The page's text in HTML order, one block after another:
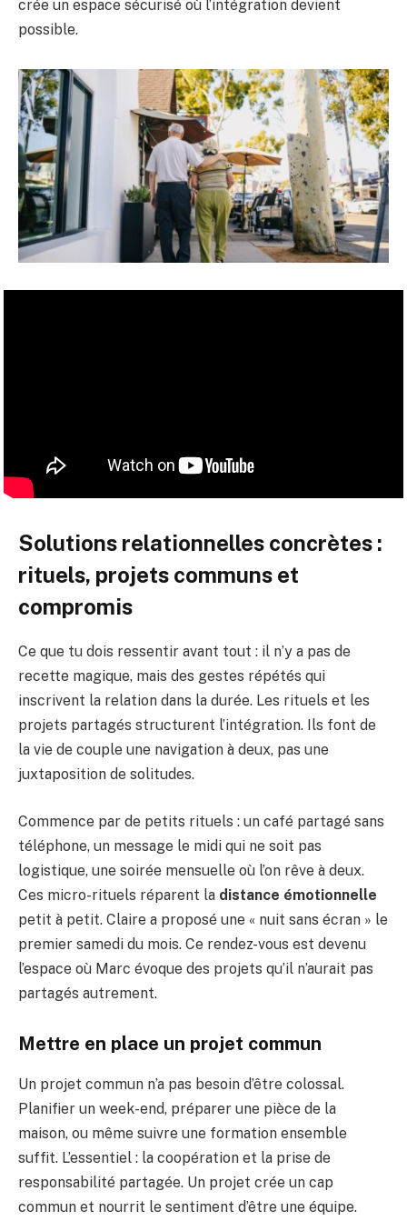
crée un espace sécurisé où l’intégration devient
possible.
Solutions relationnelles concrètes :
rituels, projets communs et
compromis
Ce que tu dois ressentir avant tout : il n’y a pas de
recette magique, mais des gestes répétés qui
inscrivent la relation dans la durée. Les rituels et les
projets partagés structurent l’intégration. Ils font de
la vie de couple une navigation à deux, pas une
juxtaposition de solitudes.
Commence par de petits rituels : un café partagé sans
téléphone, un message le midi qui ne soit pas
logistique, une soirée mensuelle où l’on rêve à deux.
Ces micro-rituels réparent la distance émotionnelle
petit à petit. Claire a proposé une « nuit sans écran » le
premier samedi du mois. Ce rendez-vous est devenu
l’espace où Marc évoque des projets qu’il n’aurait pas
partagés autrement.
Mettre en place un projet commun
Un projet commun n’a pas besoin d’être colossal.
Planifier un week-end, préparer une pièce de la
maison, ou même suivre une formation ensemble
suffit. L’essentiel : la coopération et la prise de
responsabilité partagée. Un projet crée un cap
commun et nourrit le sentiment d’être une équipe.